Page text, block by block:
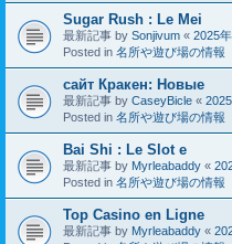
Sugar Rush : Le Mei
最新記事 by Sonjivum « 2025
Posted in 名所や遊び場の情報
сайт Кракен: Новые
最新記事 by CaseyBicle «
Posted in 名所や遊び場の情報
Bai Shi : Le Slot e
最新記事 by Myrleabaddy «
Posted in 名所や遊び場の情報
Top Casino en Ligne
最新記事 by Myrleabaddy «